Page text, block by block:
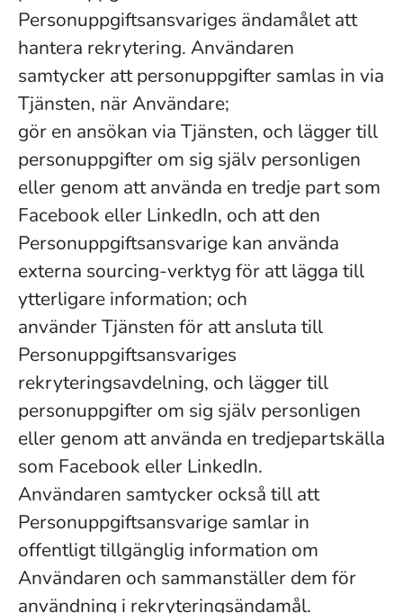
Personuppgiftsansvariges ändamålet att
hantera rekrytering. Användaren
samtycker att personuppgifter samlas in via
Tjänsten, när Användare;
gör en ansökan via Tjänsten, och lägger till
personuppgifter om sig själv personligen
eller genom att använda en tredje part som
Facebook eller LinkedIn, och att den
Personuppgiftsansvarige kan använda
externa sourcing-verktyg för att lägga till
ytterligare information; och
använder Tjänsten för att ansluta till
Personuppgiftsansvariges
rekryteringsavdelning, och lägger till
personuppgifter om sig själv personligen
eller genom att använda en tredjepartskälla
som Facebook eller LinkedIn.
Användaren samtycker också till att
Personuppgiftsansvarige samlar in
offentligt tillgänglig information om
Användaren och sammanställer dem för
användning i rekryteringsändamål.